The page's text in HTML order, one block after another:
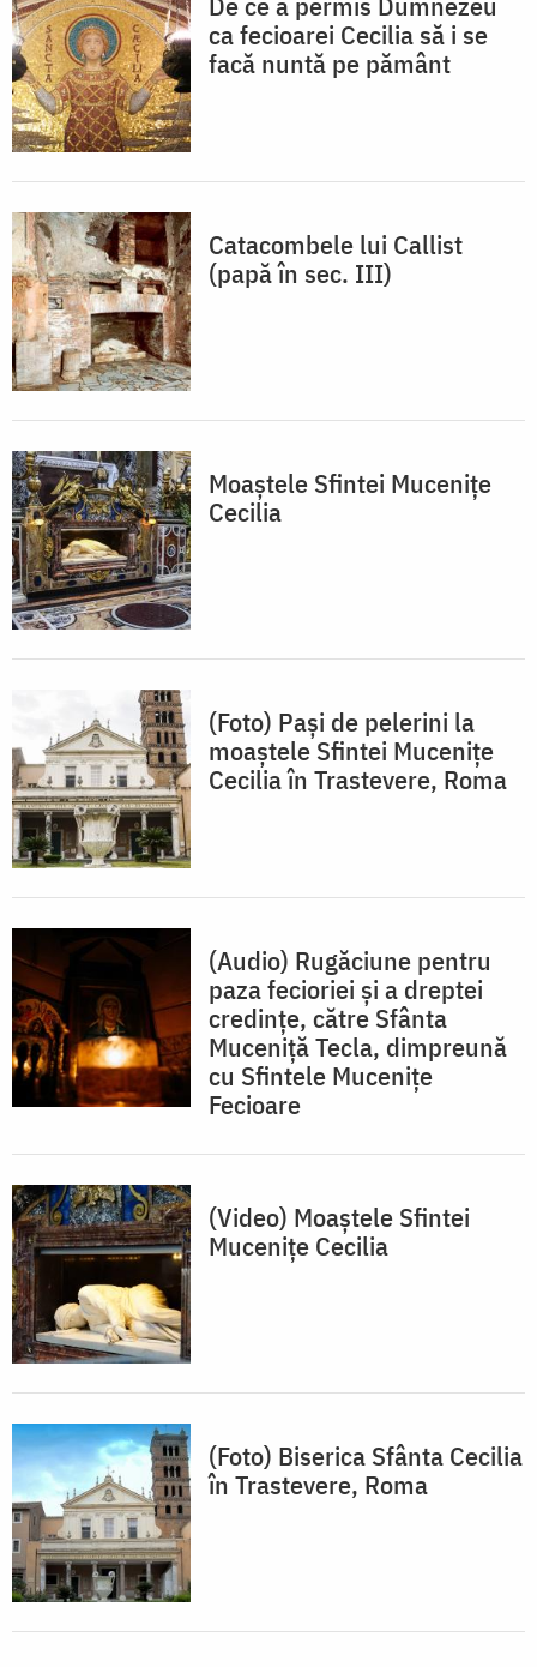
ca fecioarei Cecilia să i se
facă nuntă pe pământ
Catacombele lui Callist
(papă în sec. III)
Moaștele Sfintei Mucenițe
Cecilia
(Foto) Pași de pelerini la
moaștele Sfintei Mucenițe
Cecilia în Trastevere, Roma
(Audio) Rugăciune pentru
paza fecioriei și a dreptei
credințe, către Sfânta
Muceniță Tecla, dimpreună
cu Sfintele Mucenițe
Fecioare
(Video) Moaștele Sfintei
Mucenițe Cecilia
(Foto) Biserica Sfânta Cecilia
în Trastevere, Roma